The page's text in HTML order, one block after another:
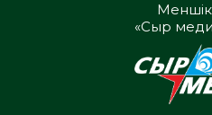
Меншік
«Сыр